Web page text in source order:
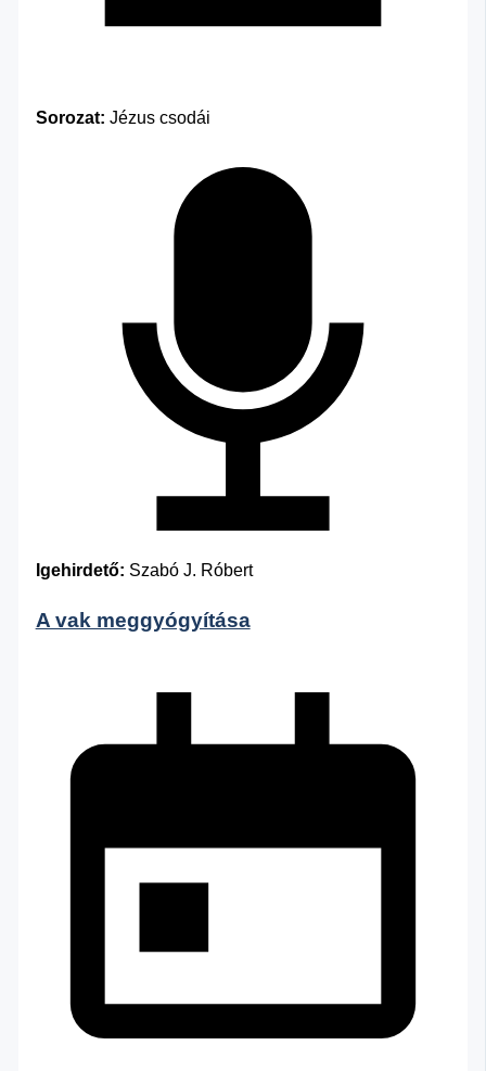
Sorozat: Jézus csodái
Igehirdető: Szabó J. Róbert
A vak meggyógyítása